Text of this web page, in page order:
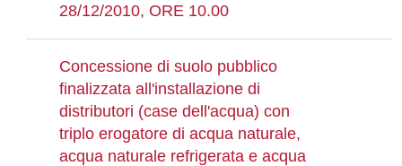
28/12/2010, ORE 10.00
Concessione di suolo pubblico
finalizzata all'installazione di
distributori (case dell'acqua) con
triplo erogatore di acqua naturale,
acqua naturale refrigerata e acqua